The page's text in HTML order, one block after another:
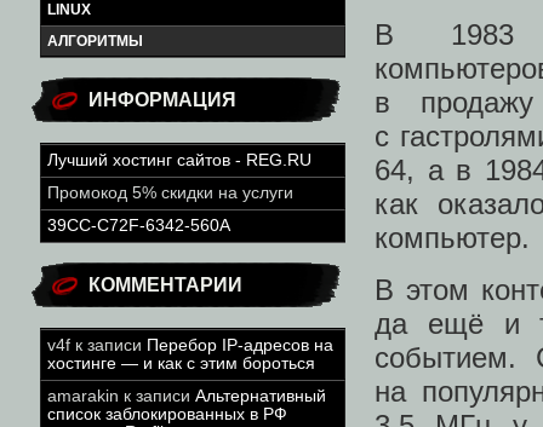
LINUX
АЛГОРИТМЫ
ИНФОРМАЦИЯ
Лучший хостинг сайтов - REG.RU
Промокод 5% скидки на услуги
39CC-C72F-6342-560A
КОММЕНТАРИИ
v4f к записи Перебор IP-адресов на
хостинге — и как с этим бороться
amarakin к записи Альтернативный
список заблокированных в РФ
В 1983
в
с
64, а в
как
компьютер.
В этом
да ещё и
событием.
на